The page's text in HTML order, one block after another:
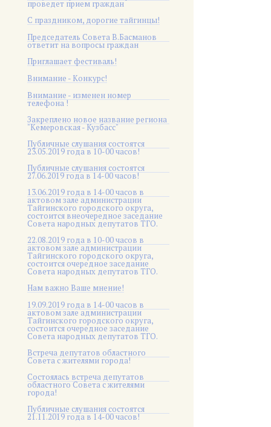
проведет прием граждан
С праздником, дорогие тайгинцы!
Председатель Совета В.Басманов
ответит на вопросы граждан
Приглашает фестиваль!
Внимание - Конкурс!
Внимание - изменен номер
телефона !
Закреплено новое название региона
"Кемеровская - Кузбасс"
Публичные слушания состоятся
23.05.2019 года в 10-00 часов!
Публичные слушания состоятся
27.06.2019 года в 14-00 часов!
13.06.2019 года в 14-00 часов в
актовом зале администрации
Тайгинского городского округа,
состоится внеочередное заседание
Совета народных депутатов ТГО.
22.08.2019 года в 10-00 часов в
актовом зале администрации
Тайгинского городского округа,
состоится очередное заседание
Совета народных депутатов ТГО.
Нам важно Ваше мнение!
19.09.2019 года в 14-00 часов в
актовом зале администрации
Тайгинского городского округа,
состоится очередное заседание
Совета народных депутатов ТГО.
Встреча депутатов областного
Совета с жителями города!
Состоялась встреча депутатов
областного Совета с жителями
города!
Публичные слушания состоятся
21.11.2019 года в 14-00 часов!